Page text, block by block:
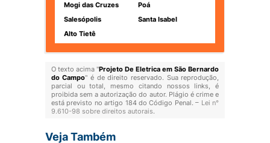
Mogi das Cruzes
Poá
Salesópolis
Santa Isabel
Alto Tietê
O texto acima "Projeto De Eletrica em São Bernardo
do Campo" é de direito reservado. Sua reprodução,
parcial ou total, mesmo citando nossos links, é
proibida sem a autorização do autor. Plágio é crime e
está previsto no artigo 184 do Código Penal. – Lei n°
9.610-98 sobre direitos autorais.
Veja Também